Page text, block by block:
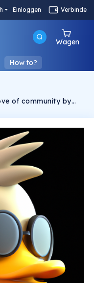
Einloggen Verbinde
Wagen
How to?
of community by